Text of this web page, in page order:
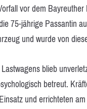
vor dem
75-jährige Passantin
und wurde von
blieb
betreut.
und errichteten